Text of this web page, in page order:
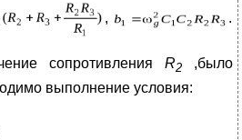
, .
сопротивления R2
,было
выполнение условия: